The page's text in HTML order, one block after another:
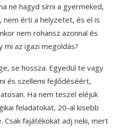
ne hagyd sírni a gyermeked,
nem érti a helyzetet, és el is
nem rohansz azonnal és
mi az igazi megoldás?
se hossza. Egyedül te vagy
és szellemi fejlődéséért,
Ha nem teszel eléjük
feladatokat, 20-al kisebb
Csak fajátékokat adj neki, mert